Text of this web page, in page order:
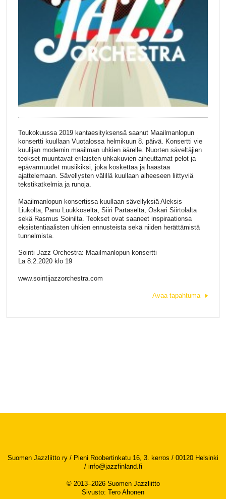
Toukokuussa 2019 kantaesityksensä saanut Maailmanlopun
konsertti kuullaan Vuotalossa helmikuun 8. päivä. Konsertti vie
kuulijan modernin maailman uhkien äärelle. Nuorten säveltäjien
teokset muuntavat erilaisten uhkakuvien aiheuttamat pelot ja
epävarmuudet musiikiksi, joka koskettaa ja haastaa
ajattelemaan. Sävellysten välillä kuullaan aiheeseen liittyviä
tekstikatkelmia ja runoja.
Maailmanlopun konsertissa kuullaan sävellyksiä Aleksis
Liukolta, Panu Luukkoselta, Siiri Partaselta, Oskari Siirtolalta
sekä Rasmus Soinilta. Teokset ovat saaneet inspiraationsa
eksistentiaalisten uhkien ennusteista sekä niiden herättämistä
tunnelmista.
Sointi Jazz Orchestra: Maailmanlopun konsertti
La 8.2.2020 klo 19
www.sointijazzorchestra.com
Avaa tapahtuma
Suomen Jazzliitto ry / Pieni Roobertinkatu 16, 3. kerros / 00120 Helsinki
/ info@jazzfinland.fi
© 2013–2026 Suomen Jazzliitto
Sivusto: Tero Ahonen